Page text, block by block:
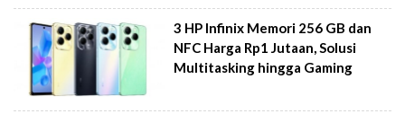
3 HP Infinix Memori 256 GB dan
NFC Harga Rp1 Jutaan, Solusi
Multitasking hingga Gaming